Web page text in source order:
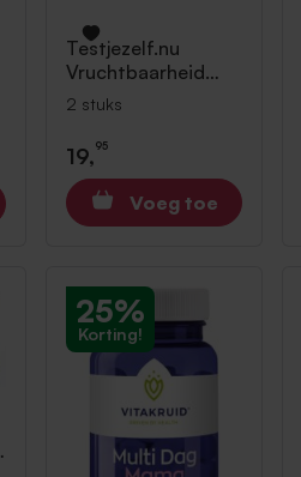
Testjezelf.nu
Vruchtbaarheid
Man 2 stuks
2 stuks
19,95
Voeg toe
25%
Korting!